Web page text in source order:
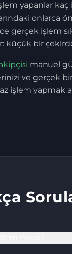
işlem yapanlar
onlarca
gerçek işlem
küçük bir
manuel
ve gerçek
işlem yapmak